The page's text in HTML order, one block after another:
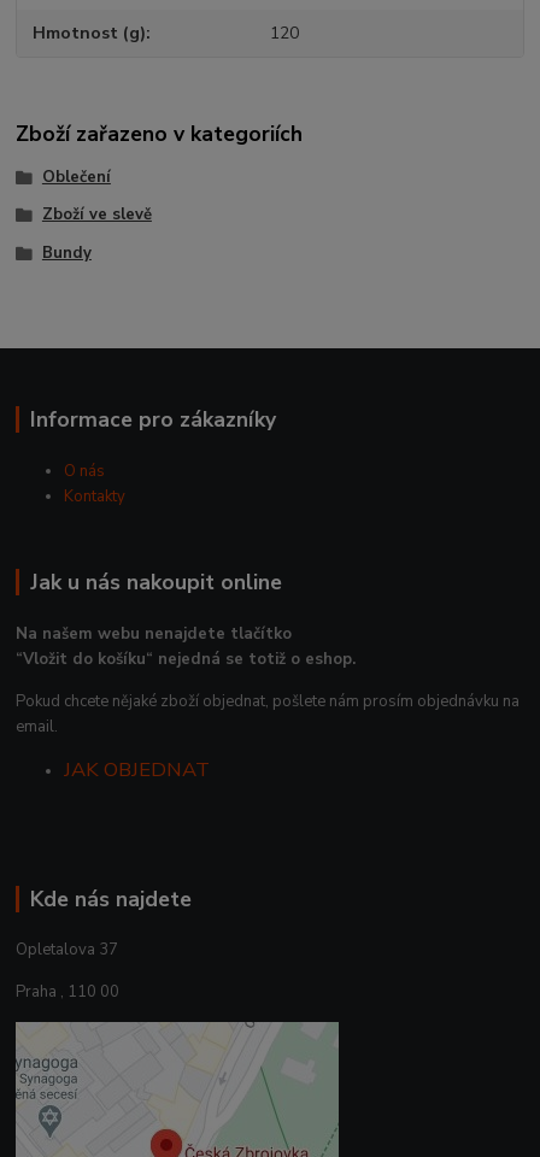
Hmotnost (g) 120
Zboží zařazeno v kategoriích
Oblečení
Zboží ve slevě
Bundy
Informace pro zákazníky
O nás
Kontakty
Jak u nás nakoupit online
Na našem webu nenajdete tlačítko
“Vložit do košíku“ nejedná se totiž o eshop.
Pokud chcete nějaké zboží objednat, pošlete nám prosím objednávku na
email.
JAK OBJEDNAT
Kde nás najdete
Opletalova 37
Praha , 110 00